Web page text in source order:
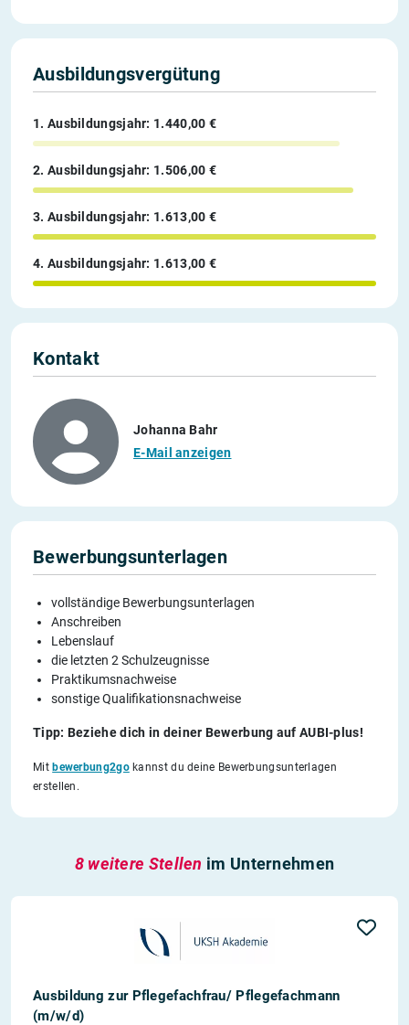
Ausbildungsvergütung
1. Ausbildungsjahr: 1.440,00 €
2. Ausbildungsjahr: 1.506,00 €
3. Ausbildungsjahr: 1.613,00 €
4. Ausbildungsjahr: 1.613,00 €
Kontakt
Johanna Bahr
E-Mail anzeigen
Bewerbungsunterlagen
vollständige Bewerbungsunterlagen
Anschreiben
Lebenslauf
die letzten 2 Schulzeugnisse
Praktikumsnachweise
sonstige Qualifikationsnachweise
Tipp: Beziehe dich in deiner Bewerbung auf AUBI-plus!
Mit bewerbung2gokannst du deine Bewerbungsunterlagen
erstellen.
8 weitere Stellen im Unternehmen
Ausbildung zur Pflegefachfrau/ Pflegefachmann
(m/w/d)